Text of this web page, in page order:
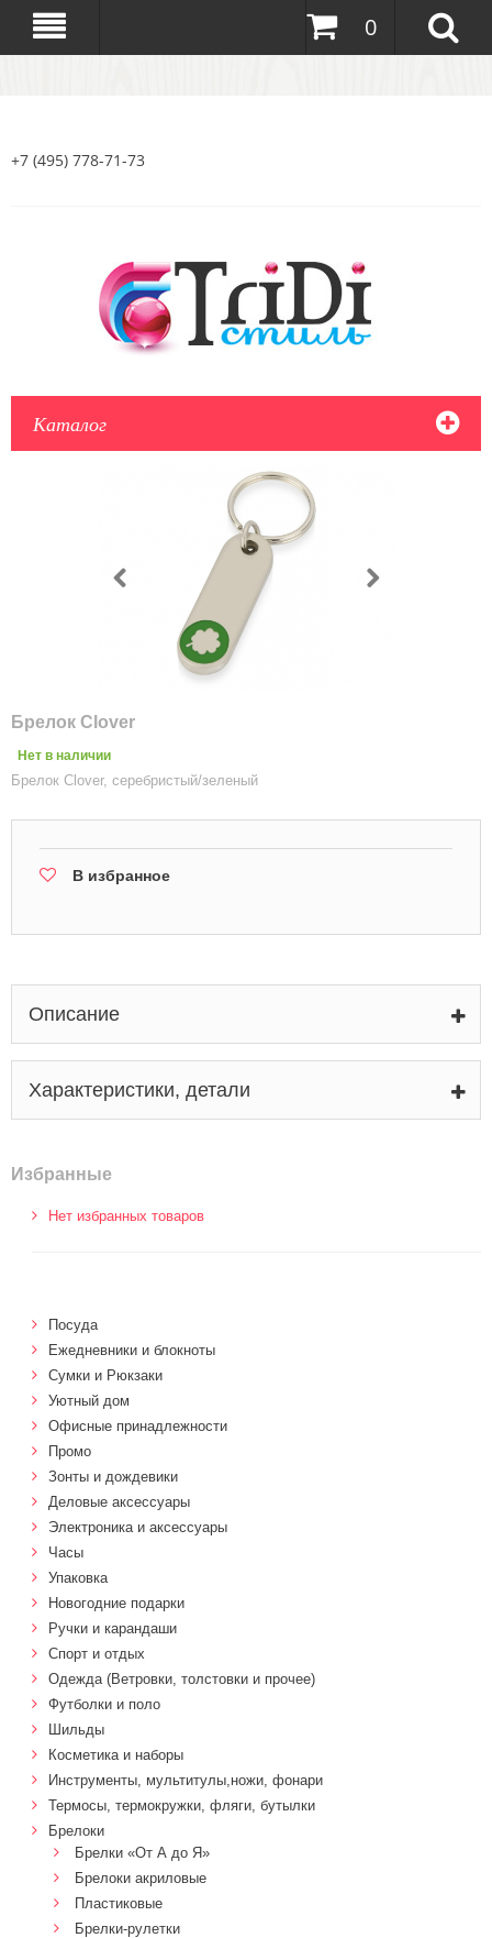
0
+7 (495) 778-71-73
Каталог
Брелок Clover
Нет в наличии
Брелок Clover, серебристый/зеленый
В избранное
Описание
Характеристики, детали
Избранные
Нет избранных товаров
Посуда
Ежедневники и блокноты
Сумки и Рюкзаки
Уютный дом
Офисные принадлежности
Промо
Зонты и дождевики
Деловые аксессуары
Электроника и аксессуары
Часы
Упаковка
Новогодние подарки
Ручки и карандаши
Спорт и отдых
Одежда (Ветровки, толстовки и прочее)
Футболки и поло
Шильды
Косметика и наборы
Инструменты, мультитулы,ножи, фонари
Термосы, термокружки, фляги, бутылки
Брелоки
Брелки «От А до Я»
Брелоки акриловые
Пластиковые
Брелки-рулетки